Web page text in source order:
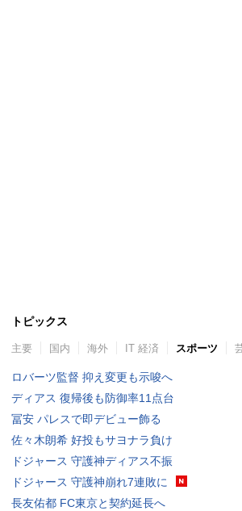
トピックス
主要 国内 海外 IT 経済 スポーツ
ロバーツ監督 抑え変更も示唆へ
ディアス 復帰後も防御率11点台
冨安 パレスで即デビュー飾る
佐々木朗希 好投もサヨナラ負け
ドジャース 守護神ディアス不振
ドジャース 守護神崩れ7連敗に
長友佑都 FC東京と契約延長へ